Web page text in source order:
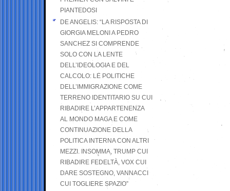
PIANTEDOSI
DE ANGELIS: “LA RISPOSTA DI
GIORGIA MELONI A PEDRO
SANCHEZ SI COMPRENDE
SOLO CON LA LENTE
DELL’IDEOLOGIA E DEL
CALCOLO: LE POLITICHE
DELL’IMMIGRAZIONE COME
TERRENO IDENTITARIO SU CUI
RIBADIRE L’APPARTENENZA
AL MONDO MAGA E COME
CONTINUAZIONE DELLA
POLITICA INTERNA CON ALTRI
MEZZI. INSOMMA, TRUMP CUI
RIBADIRE FEDELTÀ, VOX CUI
DARE SOSTEGNO, VANNACCI
CUI TOGLIERE SPAZIO”